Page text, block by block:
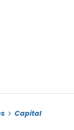
Capital